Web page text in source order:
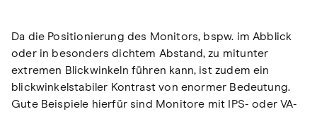
Da die Positionierung des Monitors, bspw. im Abblick
oder in besonders dichtem Abstand, zu mitunter
extremen Blickwinkeln führen kann, ist zudem ein
blickwinkelstabiler Kontrast von enormer Bedeutung.
Gute Beispiele hierfür sind Monitore mit IPS- oder VA-